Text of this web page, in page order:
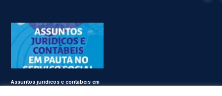
Assuntos jurídicos e contábeis em